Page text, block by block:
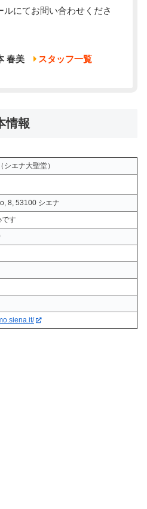
にてお問い合わせくださ
春美 スタッフ一覧
情報
エナ大聖堂）
8, 53100 シエナ
です